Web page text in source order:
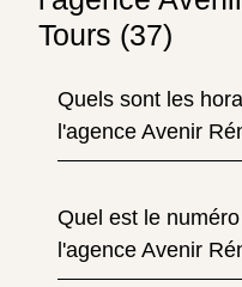
Tours (37)
Quels sont les
l'agence Avenir
Quel est le
l'agence Avenir